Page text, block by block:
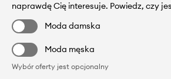
naprawdę Cię interesuje. Powiedz, czy
Moda damska
Moda męska
Wybór oferty jest opcjonalny